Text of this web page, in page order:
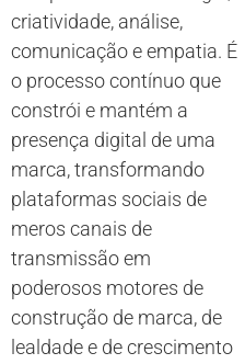
criatividade, análise,
comunicação e empatia. É
o processo contínuo que
constrói e mantém a
presença digital de uma
marca, transformando
plataformas sociais de
meros canais de
transmissão em
poderosos motores de
construção de marca, de
lealdade e de crescimento